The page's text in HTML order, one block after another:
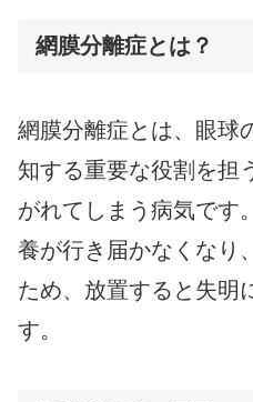
網膜分離症とは？
網膜分離症とは、眼球
知する重要な役割を担
がれてしまう病気です
養が行き届かなくなり
ため、放置すると失明
す。